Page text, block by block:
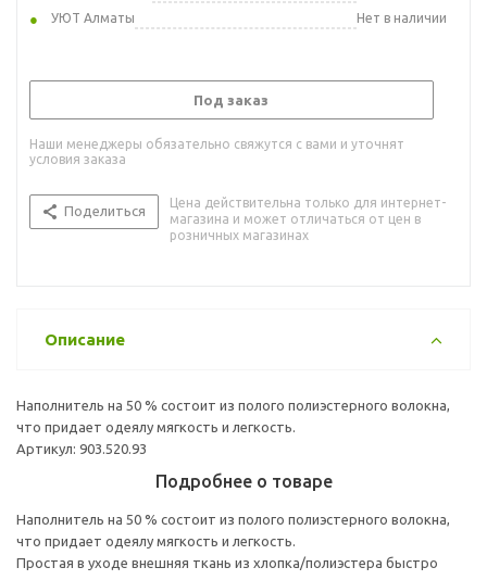
УЮТ Алматы
Нет в наличии
Под заказ
Наши менеджеры обязательно свяжутся с вами и уточнят
условия заказа
Поделиться
Цена действительна только для интернет-
магазина и может отличаться от цен в
розничных магазинах
Описание
Наполнитель на 50 % состоит из полого полиэстерного волокна,
что придает одеялу мягкость и легкость.
Артикул: 903.520.93
Подробнее о товаре
Наполнитель на 50 % состоит из полого полиэстерного волокна,
что придает одеялу мягкость и легкость.
Простая в уходе внешняя ткань из хлопка/полиэстера быстро